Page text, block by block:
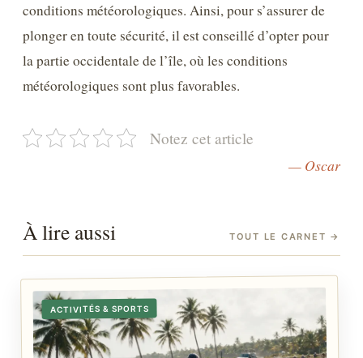
conditions météorologiques. Ainsi, pour s’assurer de
plonger en toute sécurité, il est conseillé d’opter pour
la partie occidentale de l’île, où les conditions
météorologiques sont plus favorables.
Notez cet article
— Oscar
À lire aussi TOUT LE CARNET →
ACTIVITÉS & SPORTS